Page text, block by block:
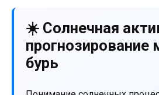
☀️ Солнечная
прогнозирование
бурь